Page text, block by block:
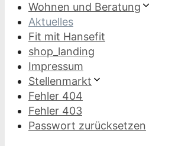
Wohnen und Beratung
Aktuelles
Fit mit Hansefit
shop_landing
Impressum
Stellenmarkt
Fehler 404
Fehler 403
Passwort zurücksetzen